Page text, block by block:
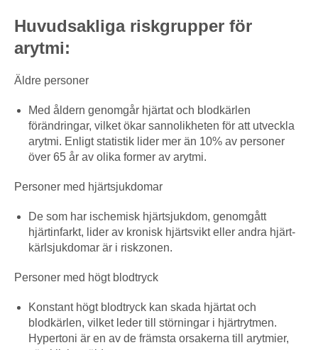
Huvudsakliga riskgrupper för
arytmi:
Äldre personer
Med åldern genomgår hjärtat och blodkärlen
förändringar, vilket ökar sannolikheten för att utveckla
arytmi. Enligt statistik lider mer än 10% av personer
över 65 år av olika former av arytmi.
Personer med hjärtsjukdomar
De som har ischemisk hjärtsjukdom, genomgått
hjärtinfarkt, lider av kronisk hjärtsvikt eller andra hjärt-
kärlsjukdomar är i riskzonen.
Personer med högt blodtryck
Konstant högt blodtryck kan skada hjärtat och
blodkärlen, vilket leder till störningar i hjärtrytmen.
Hypertoni är en av de främsta orsakerna till arytmier,